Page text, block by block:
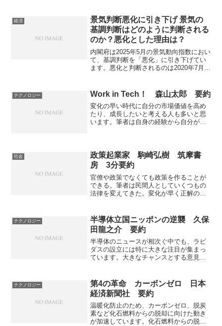
経済
景気判断悪化に引き下げ 景気の
基調判断はどのように判断される
のか？悪化とした理由は？
内閣府は2025年5月の景気動向指数におい
て、基調判断を「悪化」に引き下げてい
ます。悪化と判断されるのは2020年7月以
化とした理由は何かを知ることができま
す。
テクノロジー Work in Tech！ 森山太郎 要約
変化の早い時代に自分の市場価値を高め
たり、成長したいと考える人も多いと思
います。筆者は自身の経験から自分が成
「Work in Tech！」することで自身の成
長を促すことができることを知ることの
できる本になっています。
社会
政策起業家 駒崎弘樹 筑摩書
房 3分要約
官僚や政策でなくても政策を作ることが
できる。筆者は民間人としていくつもの
法律を変えてきた。変化が早く正解の無
う政策起業をしてきたかがかかれてい
る。
テクノロジー
半導体立国ニッポンの逆襲 久保
田龍之介 要約
半導体のニュースが相次ぐ中でも、ラピ
ダスの設立には特に大きな注目が集まっ
ています。大きなチャンスとする意見と
の後の半導体支援の失敗などからどうす
れば「半導体立国ニッポンの逆襲」がで
きるのかを知ることができる本になって
います。
テクノロジー
第4の革命 カーボンゼロ 日本
経済新聞社 要約
温暖化防止のため、カーボンゼロ、脱炭
素など化石燃料からの脱却に向けた動き
が加速しています。化石燃料からの脱却